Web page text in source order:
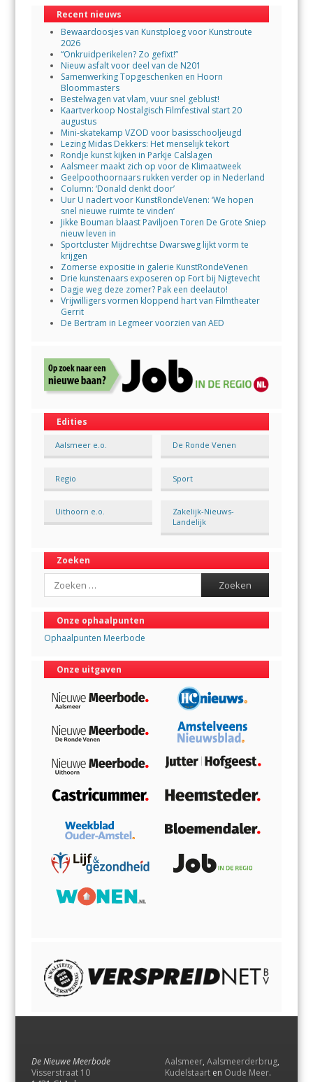
Recent nieuws
Bewaardoosjes van Kunstploeg voor Kunstroute
2026
“Onkruidperikelen? Zo gefixt!”
Nieuw asfalt voor deel van de N201
Samenwerking Topgeschenken en Hoorn
Bloommasters
Bestelwagen vat vlam, vuur snel geblust!
Kaartverkoop Nostalgisch Filmfestival start 20
augustus
Mini-skatekamp VZOD voor basisschooljeugd
Lezing Midas Dekkers: Het menselijk tekort
Rondje kunst kijken in Parkje Calslagen
Aalsmeer maakt zich op voor de Klimaatweek
Geelpoothoornaars rukken verder op in Nederland
Column: ‘Donald denkt door’
Uur U nadert voor KunstRondeVenen: ‘We hopen
snel nieuwe ruimte te vinden’
Jikke Bouman blaast Paviljoen Toren De Grote Sniep
nieuw leven in
Sportcluster Mijdrechtse Dwarsweg lijkt vorm te
krijgen
Zomerse expositie in galerie KunstRondeVenen
Drie kunstenaars exposeren op Fort bij Nigtevecht
Dagje weg deze zomer? Pak een deelauto!
Vrijwilligers vormen kloppend hart van Filmtheater
Gerrit
De Bertram in Legmeer voorzien van AED
Edities
Aalsmeer e.o. De Ronde Venen
Regio Sport
Uithoorn e.o.
Zakelijk-Nieuws-
Landelijk
Zoeken
Search
Onze ophaalpunten
Ophaalpunten Meerbode
Onze uitgaven
De Nieuwe Meerbode
Visserstraat 10
Aalsmeer, Aalsmeerderbrug,
Kudelstaart en Oude Meer.